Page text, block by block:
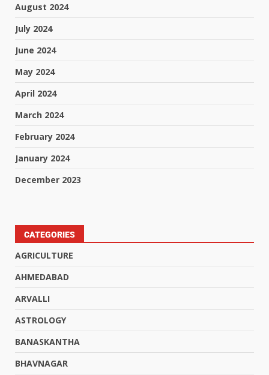
August 2024
July 2024
June 2024
May 2024
April 2024
March 2024
February 2024
January 2024
December 2023
CATEGORIES
AGRICULTURE
AHMEDABAD
ARVALLI
ASTROLOGY
BANASKANTHA
BHAVNAGAR